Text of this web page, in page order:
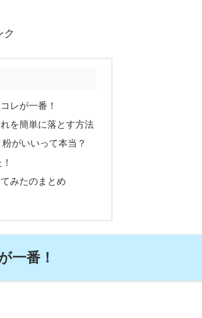
ク
レが一番！
を簡単に落とす方法
がいいって本当？
みたのまとめ
一番！